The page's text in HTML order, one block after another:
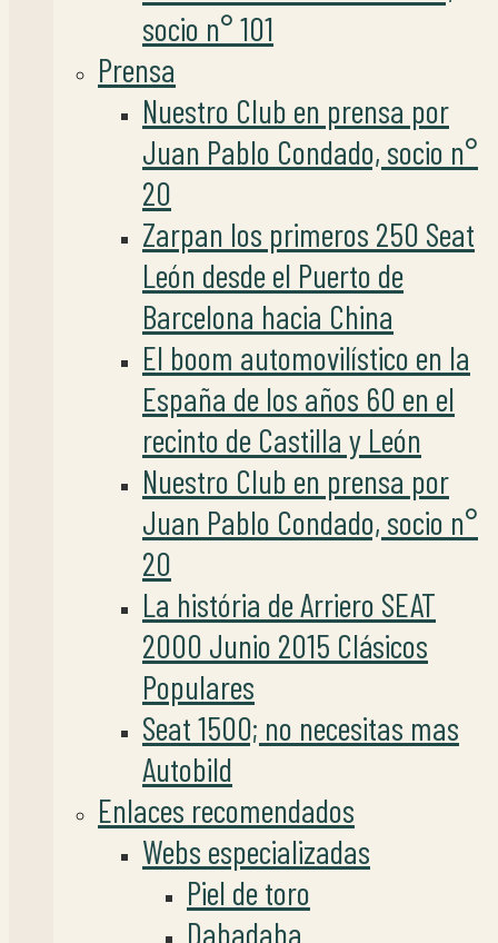
socio n° 101
Prensa
Nuestro Club en prensa por
Juan Pablo Condado, socio n°
20
Zarpan los primeros 250 Seat
León desde el Puerto de
Barcelona hacia China
El boom automovilístico en la
España de los años 60 en el
recinto de Castilla y León
Nuestro Club en prensa por
Juan Pablo Condado, socio n°
20
La história de Arriero SEAT
2000 Junio 2015 Clásicos
Populares
Seat 1500; no necesitas mas
Autobild
Enlaces recomendados
Webs especializadas
Piel de toro
Dabadaba